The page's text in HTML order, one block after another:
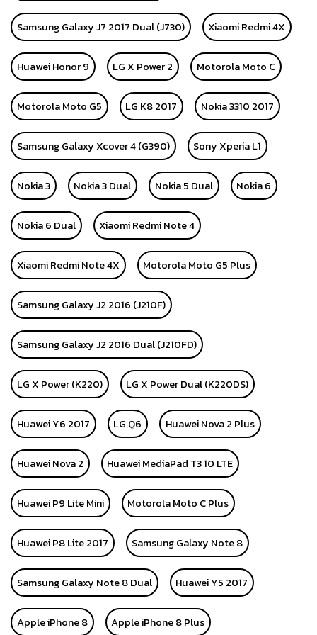
Samsung Galaxy J7 2017 Dual (J730) Xiaomi Redmi 4X
Huawei Honor 9 LG X Power 2 Motorola Moto C
Motorola Moto G5 LG K8 2017 Nokia 3310 2017
Samsung Galaxy Xcover 4 (G390) Sony Xperia L1
Nokia 3 Nokia 3 Dual Nokia 5 Dual Nokia 6
Nokia 6 Dual Xiaomi Redmi Note 4
Xiaomi Redmi Note 4X Motorola Moto G5 Plus
Samsung Galaxy J2 2016 (J210F)
Samsung Galaxy J2 2016 Dual (J210FD)
LG X Power (K220) LG X Power Dual (K220DS)
Huawei Y6 2017 LG Q6 Huawei Nova 2 Plus
Huawei Nova 2 Huawei MediaPad T3 10 LTE
Huawei P9 Lite Mini Motorola Moto C Plus
Huawei P8 Lite 2017 Samsung Galaxy Note 8
Samsung Galaxy Note 8 Dual Huawei Y5 2017
Apple iPhone 8 Apple iPhone 8 Plus